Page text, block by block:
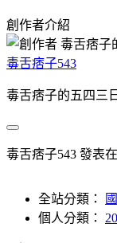
創作者介紹
毒舌痞子543
毒舌痞子的五四三
毒舌痞子543 發表在
全站分類：
個人分類：